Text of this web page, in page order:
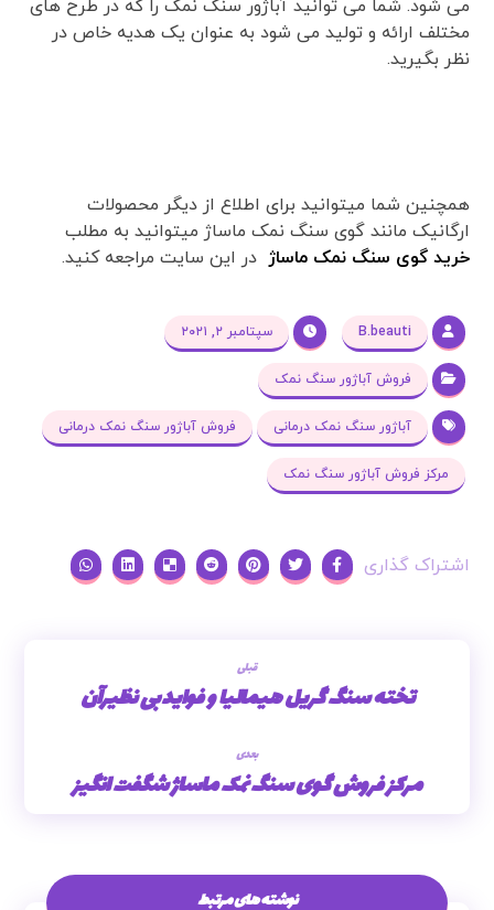
می شود. شما می توانید آباژور سنگ نمک را که در طرح های
مختلف ارائه و تولید می شود به عنوان یک هدیه خاص در
نظر بگیرید.
همچنین شما میتوانید برای اطلاع از دیگر محصولات
ارگانیک مانند گوی سنگ نمک ماساژ میتوانید به مطلب
خرید گوی سنگ نمک ماساژ در این سایت مراجعه کنید.
B.beauti سپتامبر ۲, ۲۰۲۱
فروش آباژور سنگ نمک
آباژور سنگ نمک درمانی فروش آباژور سنگ نمک درمانی
مرکز فروش آباژور سنگ نمک
قبلی
تخته سنگ گریل هیمالیا و فوایدبی نظیرآن
بعدی
مرکز فروش گوی سنگ نمک ماساژ شگفت انگیز
نوشته های مرتبط